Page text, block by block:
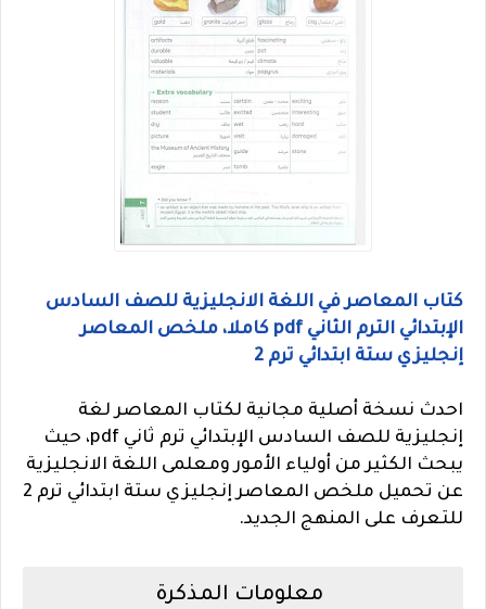
كتاب المعاصر في اللغة الانجليزية للصف السادس
الإبتدائي الترم الثاني pdf كاملا، ملخص المعاصر
إنجليزي ستة ابتدائي ترم 2
احدث نسخة أصلية مجانية لكتاب المعاصر لغة
إنجليزية للصف السادس الإبتدائي ترم ثاني pdf، حيث
يبحث الكثير من أولياء الأمور ومعلمى اللغة الانجليزية
عن تحميل ملخص المعاصر إنجليزي ستة ابتدائي ترم 2
للتعرف على المنهج الجديد.
معلومات المذكرة